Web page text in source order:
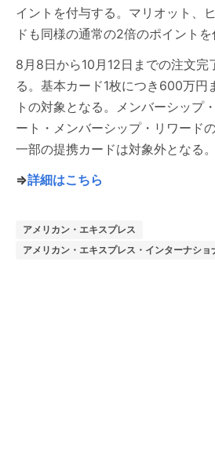
イントを付与する。マリオット、
ドも同様の通常の2倍のポイントを
8月8日から10月12日までの注文完
る。基本カード1枚につき600万円
トの対象となる。メンバーシップ
ート・メンバーシップ・リワード
一部の提携カードは対象外となる。
⇒詳細はこちら
アメリカン・エキスプレス
アメリカン・エキスプレス・インターナショ